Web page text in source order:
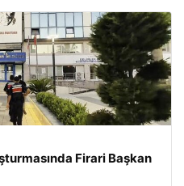
Firari Başkan